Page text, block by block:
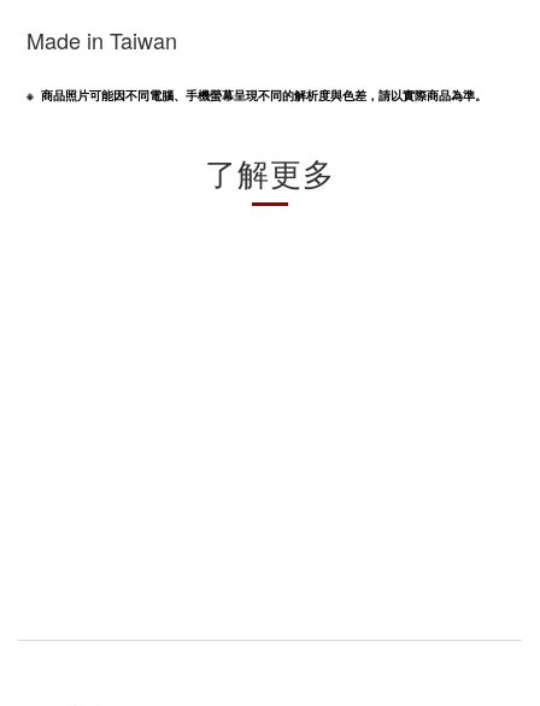
Made in Taiwan
※  商品照片可能因不同電腦、手機螢幕呈現不同的解析度與色差，請以實際商品為準。
了解更多